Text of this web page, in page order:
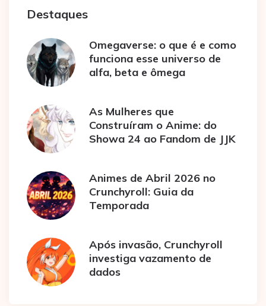
Destaques
Omegaverse: o que é e como
funciona esse universo de
alfa, beta e ômega
As Mulheres que
Construíram o Anime: do
Showa 24 ao Fandom de JJK
Animes de Abril 2026 no
Crunchyroll: Guia da
Temporada
Após invasão, Crunchyroll
investiga vazamento de
dados